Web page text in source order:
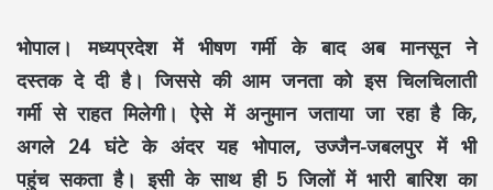
भोपाल।मध्यप्रदेश में भीषण गर्मी के बाद अब मानसून ने
दस्तक दे दी है। जिससे की आम जनता को इस चिलचिलाती
गर्मी से राहत मिलेगी। ऐसे में अनुमान जताया जा रहा है कि,
अगले 24 घंटे के अंदर यह भोपाल, उज्जैन-जबलपुर में भी
पहुंच सकता है। इसी के साथ ही 5 जिलों में भारी बारिश का